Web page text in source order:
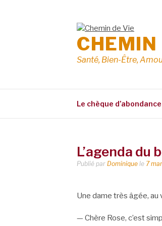
CHEMIN
Santé, Bien-Être,
Le chèque d’abondance
L’agenda du
Publié par Dominique le 7
Une dame très âgée, au
— Chère Rose, c’est